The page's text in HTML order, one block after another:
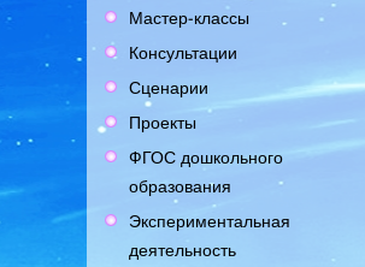
Мастер-классы
Консультации
Сценарии
Проекты
ФГОС дошкольного
образования
Экспериментальная
деятельность